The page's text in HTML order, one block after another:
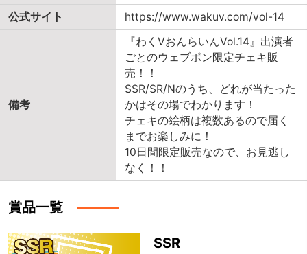
公式サイト
https://www.wakuv.com/vol-14
備考
『わくVおんらいんVol.14』出演者
ごとのウェブポン限定チェキ販
売！！
SSR/SR/Nのうち、どれが当たった
かはその場でわかります！
チェキの絵柄は複数あるので届く
までお楽しみに！
10日間限定販売なので、お見逃し
なく！！
賞品一覧
SSR